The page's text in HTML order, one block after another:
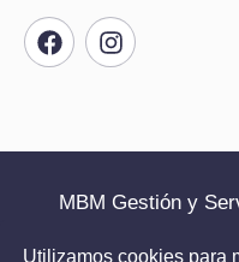
MBM Gestión y
Utilizamos cookies para